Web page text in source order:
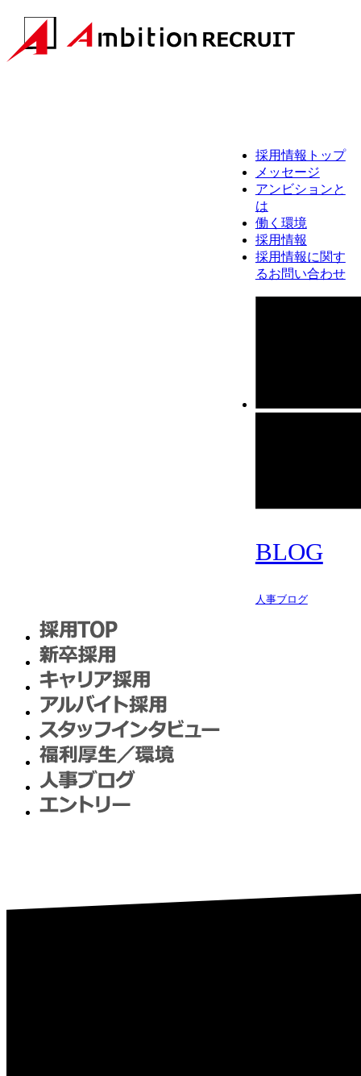
採用情報トップ
メッセージ
アンビションと
は
働く環境
採用情報
採用情報に関す
るお問い合わせ
BLOG
人事ブログ